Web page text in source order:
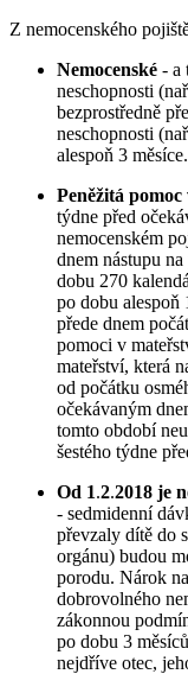
Z nemocenského
Nemocenské - a
neschopnosti
bezprostředně
neschopnosti
alespoň 3 měsíce.
Peněžitá
týdne před
nemocenském
dnem nástupu
dobu 270
po dobu alespoň
přede dnem
pomoci v
mateřství, která
od počátku
očekávaným
tomto období
šestého týdne
Od 1.2.2018 je
- sedmidenní
převzaly dítě do
orgánu) budou
porodu. Nárok
dobrovolného
zákonnou
po dobu 3
nejdříve otec,